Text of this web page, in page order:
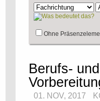
Ohne
Berufs-
01. NOV, 2017